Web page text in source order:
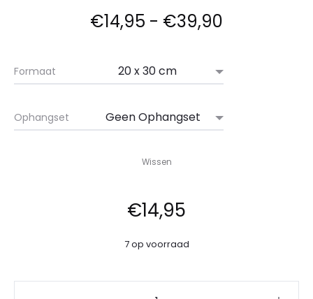
€14,95 - €39,90
Formaat
Ophangset
Wissen
€14,95
7 op voorraad